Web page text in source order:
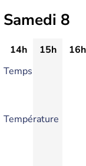
Samedi 8
14h 15h 16h
Temps
Température